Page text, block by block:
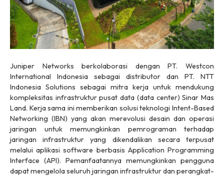
Juniper Networks berkolaborasi dengan PT. Westcon
International Indonesia sebagai distributor dan PT. NTT
Indonesia Solutions sebagai mitra kerja untuk mendukung
kompleksitas infrastruktur pusat data (data center) Sinar Mas
Land. Kerja sama ini memberikan solusi teknologi Intent-Based
Networking (IBN) yang akan merevolusi desain dan operasi
jaringan untuk memungkinkan pemrograman terhadap
jaringan infrastruktur yang dikendalikan secara terpusat
melalui aplikasisoftware berbasis Application Programming
Interface (API). Pemanfaatannya memungkinkan pengguna
dapat mengelola seluruh jaringan infrastruktur dan perangkat-